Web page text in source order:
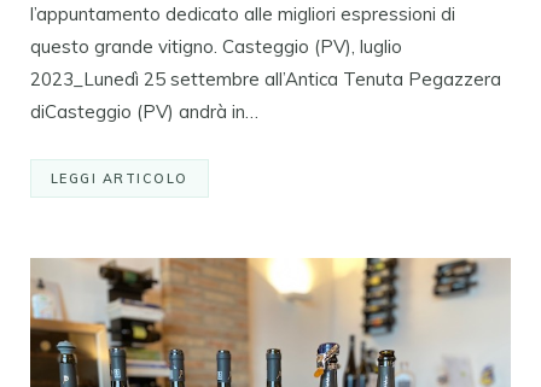
l’appuntamento dedicato alle migliori espressioni di
questo grande vitigno. Casteggio (PV), luglio
2023_Lunedì 25 settembre all’Antica Tenuta Pegazzera
diCasteggio (PV) andrà in…
LEGGI ARTICOLO